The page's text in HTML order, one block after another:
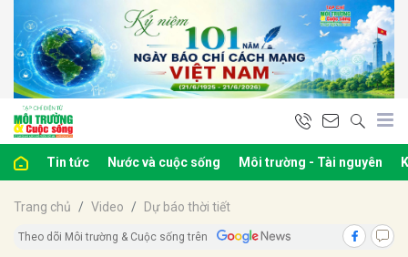
Tin tức Nước và cuộc sống Môi trường - Tài nguyên
Trang chủ Video Dự báo thời tiết
Theo dõi Môi trường & Cuộc sống trên
luận